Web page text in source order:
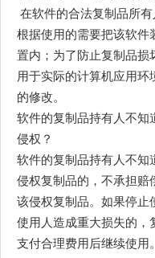
在软件的合法复制品所
根据使用的需要把该软件
置内；为了防止复制品损
用于实际的计算机应用
的修改。
软件的复制品持有人不知
侵权？
软件的复制品持有人不知
侵权复制品的，不承担赔
该侵权复制品。如果停止
使用人造成重大损失的，
支付合理费用后继续使